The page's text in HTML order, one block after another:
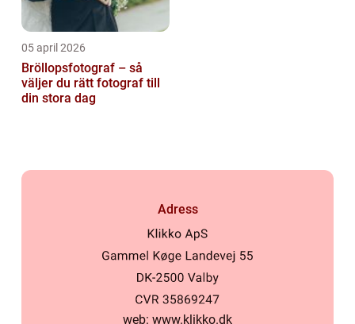
05 april 2026
Bröllopsfotograf – så
väljer du rätt fotograf till
din stora dag
Adress
web: www.klikko.dk